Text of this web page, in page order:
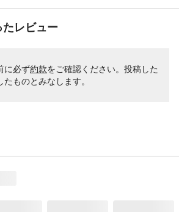
レビュー
に必ず約款をご確認ください。投稿した
ものとみなします。